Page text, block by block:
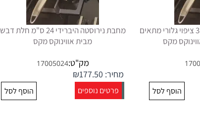
מחבת היברידי 28 ס"מ 3PLY ציפוי גלורי מתאים
מקס
הוסף לסל
מחבת נירוסטה היברידי 24 ס"מ חלת דבש
מבית אווינוקס מקס
מק"ט:17005024
מחיר: ₪177.50
פרטים נוספים הוסף לסל